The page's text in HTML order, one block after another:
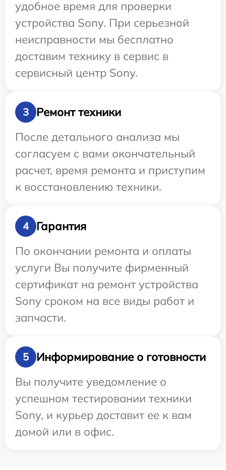
удобное время для проверки
устройства Sony. При серьезной
неисправности мы бесплатно
доставим технику в сервис в
сервисный центр Sony.
3
Ремонт техники
После детального анализа мы
согласуем с вами окончательный
расчет, время ремонта и приступим
к восстановлению техники.
4
Гарантия
По окончании ремонта и оплаты
услуги Вы получите фирменный
сертификат на ремонт устройства
Sony сроком на все виды работ и
запчасти.
5
Информирование о готовности
Вы получите уведомление о
успешном тестировании техники
Sony, и курьер доставит ее к вам
домой или в офис.